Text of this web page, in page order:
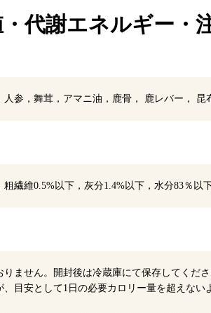
代謝エネルギー・
参，舞茸，アマニ油，鹿骨， 鹿レバー， 昆
繊維0.5%以下，灰分1.4%以下，水分83％以
ません。開封後は冷蔵庫にて保存してくだ
目安として1日の必要カロリー量を超えない